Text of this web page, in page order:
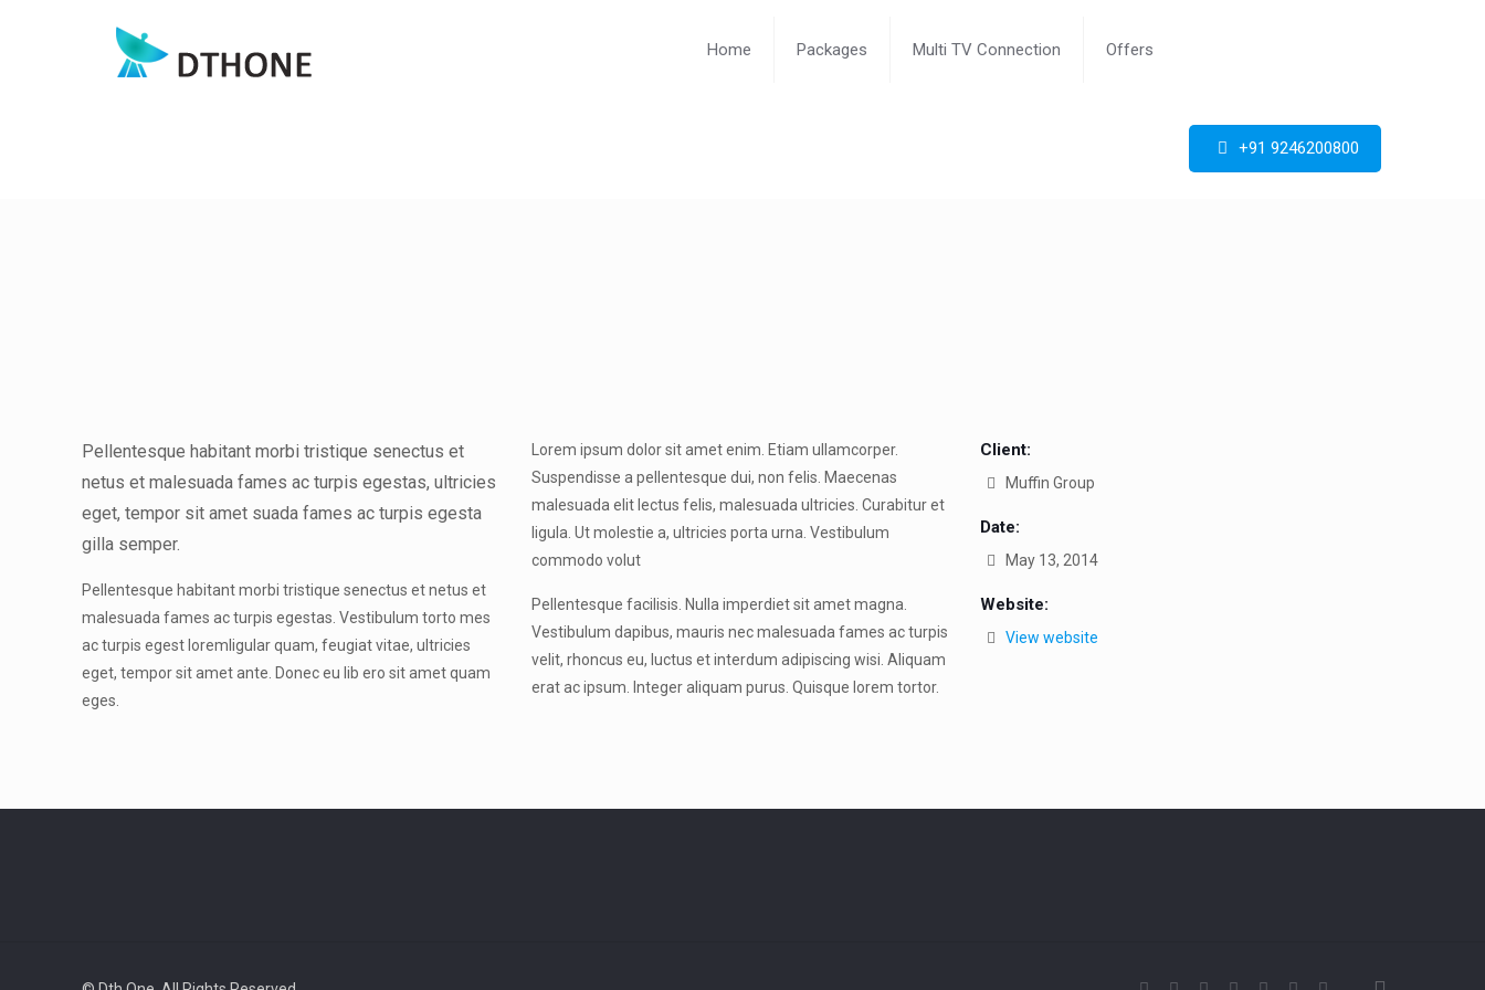
Home Packages Multi TV Connection Offers
+91 9246200800
Pellentesque habitant morbi tristique senectus et
netus et malesuada fames ac turpis egestas, ultricies
eget, tempor sit amet suada fames ac turpis egesta
gilla semper.
Pellentesque habitant morbi tristique senectus et netus et
malesuada fames ac turpis egestas. Vestibulum torto mes
ac turpis egest loremligular quam, feugiat vitae, ultricies
eget, tempor sit amet ante. Donec eu lib ero sit amet quam
eges.
Lorem ipsum dolor sit amet enim. Etiam ullamcorper.
Suspendisse a pellentesque dui, non felis. Maecenas
malesuada elit lectus felis, malesuada ultricies. Curabitur et
ligula. Ut molestie a, ultricies porta urna. Vestibulum
commodo volut
Pellentesque facilisis. Nulla imperdiet sit amet magna.
Vestibulum dapibus, mauris nec malesuada fames ac turpis
velit, rhoncus eu, luctus et interdum adipiscing wisi. Aliquam
erat ac ipsum. Integer aliquam purus. Quisque lorem tortor.
Client:
Muffin Group
Date:
May 13, 2014
Website:
View website